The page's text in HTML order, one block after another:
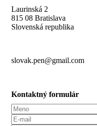
Laurinská 2
815 08 Bratislava
Slovenská republika
slovak.pen@gmail.com
Kontaktný formulár